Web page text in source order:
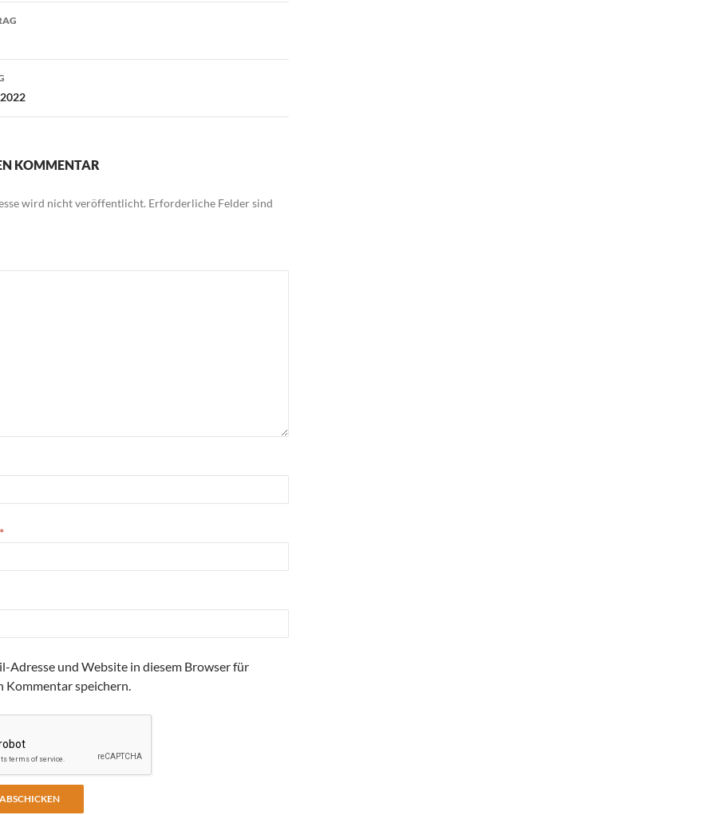
KOMMENTAR
wird nicht veröffentlicht. Erforderliche Felder sind
*
Adresse und Website in diesem Browser für
Kommentar speichern.